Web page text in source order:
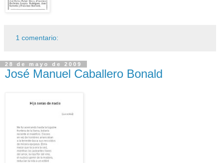
1 comentario:
28 de mayo de 2009
José Manuel Caballero Bonald